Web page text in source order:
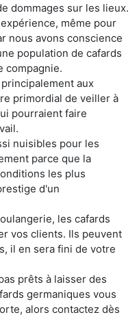
dommages sur les lieux.
même pour
nous avons conscience
population de cafards
compagnie.
aux
primordial de veiller à
pourraient faire
nuisibles pour les
parce que la
les plus
d'un
les cafards
vos clients. Ils peuvent
il en sera fini de votre
prêts à laisser des
germaniques vous
alors contactez dès